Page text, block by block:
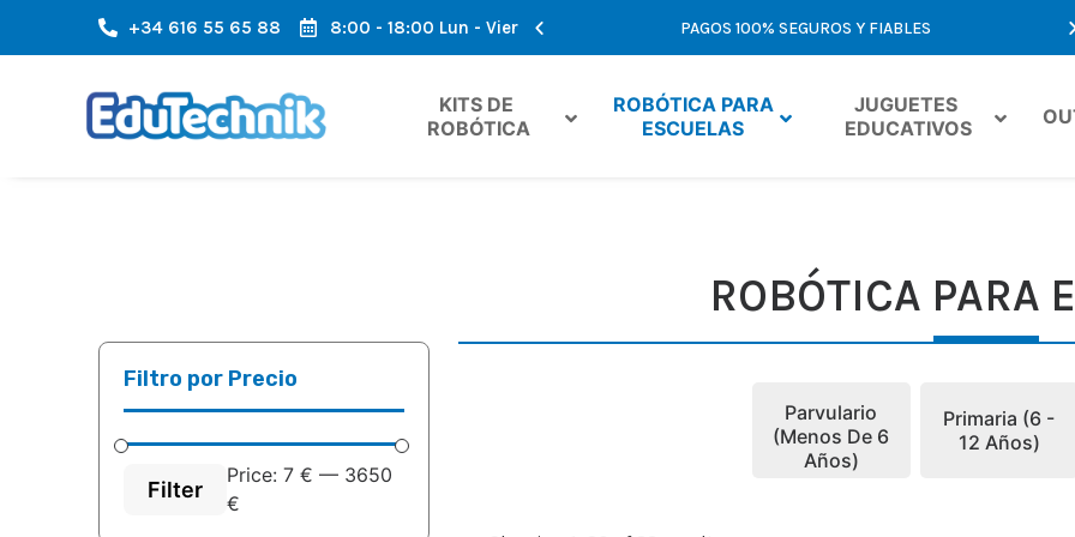
+34 616 55 65 88 8:00 - 18:00 Lun - Vier
DE EUROPA ENVÍO RÁPIDO, LLEGADA RÁPIDA PAGOS 100% SEGUROS Y FIABLES
KITS DE
ROBÓTICA
ROBÓTICA PARA
ESCUELAS
JUGUETES
EDUCATIVOS
ROBÓTICA PARA
Filtro por Precio
Filter
Price: 7 € — 3650
€
Parvulario
(menos De 6
Años)
Primaria (6 -
12 Años)